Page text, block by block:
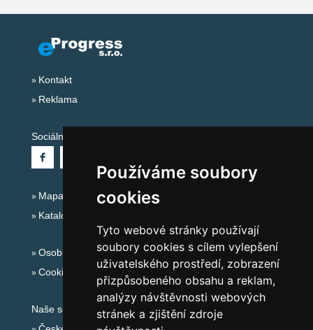
Používáme soubory
cookies
Tyto webové stránky používají
soubory cookies s cílem vylepšení
uživatelského prostředí, zobrazení
přizpůsobeného obsahu a reklam,
analýzy návštěvnosti webových
stránek a zjištění zdroje
Kontakt
Reklama
Sociální sítě:
Mapa serveru Alpy - Rakousko
Katalog ubytování
Osobní údaje
Cookies
Naše servery: